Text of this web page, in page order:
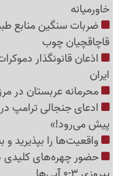
خاورمیانه
ضربات سنگین منابع
قاچاقچیان چوب
اذعان قانونگذار
ایران
محرمانه عربستان در
ادعای جنجالی ترامپ
پیش می‌رود!»
واقعیت‌ها را بپذیرید
حضور چهره‌های کلیدی